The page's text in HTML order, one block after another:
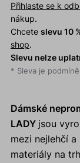
Přihlaste se k
nákup.
Chcete slevu 10
shop.
Slevu nelze
* Sleva je
Dámské
LADY jsou
mezi nejlehčí
materiály na